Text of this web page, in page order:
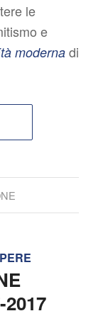
le
e
modernadi
2017